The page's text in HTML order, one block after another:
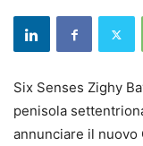
Six Senses Zighy
penisola
annunciare il nuovo